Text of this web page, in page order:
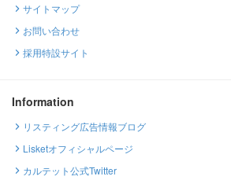
サイトマップ
お問い合わせ
採用特設サイト
Information
リスティング広告情報ブログ
Lisketオフィシャルページ
カルテット公式Twitter